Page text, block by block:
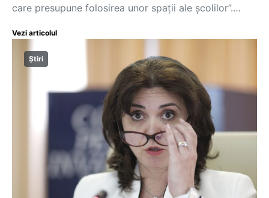
care presupune folosirea unor spații ale școlilor”.…
Vezi articolul
Știri